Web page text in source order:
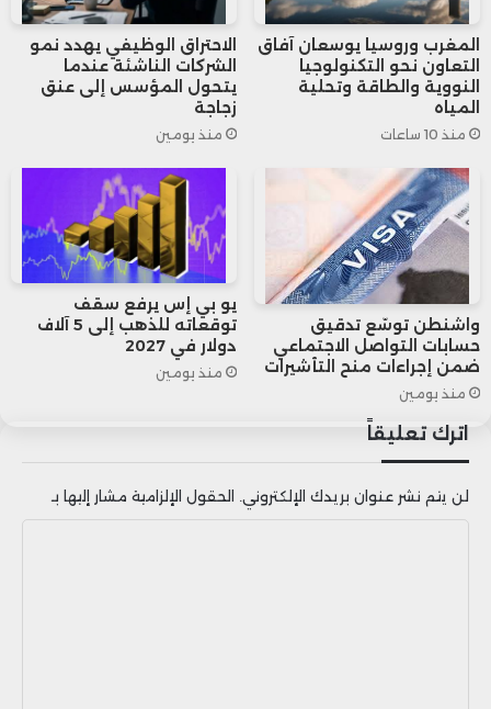
حلول علاجية مبتكرة لمكافحة السمنة.
وتأتي هذه الاتفاقية كثاني صفقة كبيرة في
قطاع أدوية السمنة خلال شهرين، بعدما
أعلنت شركة “روش” نيتها استثمار ما يصل إلى
5.3 مليار دولار في تعاون مع “زيلاند فارما”
لتطوير وتسويق علاج واعد في نفس المجال.
المغرب وروسيا يوسعان آفاق
التعاون نحو التكنولوجيا
النووية والطاقة وتحلية
المياه
منذ 10 ساعات
الاحتراق الوظيفي يهدد نمو
الشركات الناشئة عندما
يتحول المؤسس إلى عنق
زجاجة
منذ يومين
واشنطن توسّع تدقيق
حسابات التواصل الاجتماعي
ضمن إجراءات منح التأشيرات
منذ يومين
يو بي إس يرفع سقف
توقعاته للذهب إلى 5 آلاف
دولار في 2027
منذ يومين
اترك تعليقاً
لن يتم نشر عنوان بريدك الإلكتروني. الحقول الإلزامية مشار إليها بـ